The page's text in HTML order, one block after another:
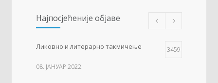
Најпосјећеније објаве
Ликовно и литерарно такмичење 3459
08. ЈАНУАР 2022.